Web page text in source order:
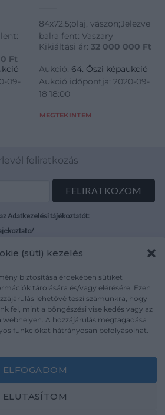
(süti) kezelés
biztosítása érdekében sütiket
tárolására és/vagy elérésére. Ezen
lehetővé teszi számunkra, hogy
fel, mint a böngészési viselkedés vagy az
webhelyen. A hozzájárulás megtagadása
funkciókat hátrányosan befolyásolhat.
ELFOGADOM
ELUTASÍTOM
Ft
09-
84x72,5;olaj, vászon;Jelezve
balra fent: Vaszary
Kikiáltási ár: 32 000 000 Ft
Aukció: 64. Őszi képaukció
Aukció időpontja: 2020-09-
18 18:00
MEGTEKINTEM
feliratkozás
Adatkezelési tájékoztatót:
Áraink
ÁSZF
Adatvédelem
Impresszum